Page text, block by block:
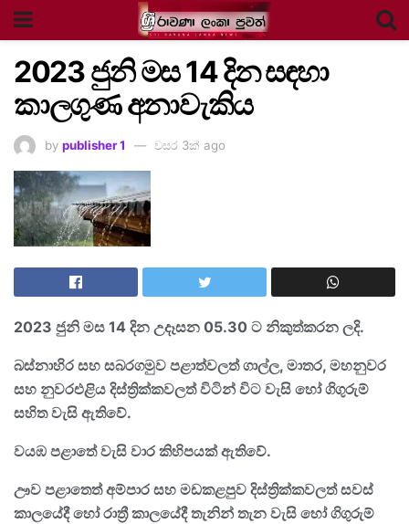
2023 ජුනි මස 14 දින සඳහා
කාලගුණ අනාවැකිය
by publisher 1 වසර 3ක් ago
2023 ජුනි මස 14 දින උදෑසන 05.30 ට නිකුත්කරන ලදි.
බස්නාහිර සහ සබරගමුව පළාත්වලත් ගාල්ල, මාතර, මහනුවර
සහ නුවරඑළිය දිස්ත්‍රික්කවලත් විටින් විට වැසි හෝ ගිගුරුම්
සහිත වැසි ඇතිවේ.
වයඹ පළාතේ වැසි වාර කිහිපයක් ඇතිවේ.
ඌව පළාතෙත් අම්පාර සහ මඩකළපුව දිස්ත්‍රික්කවලත් සවස්
කාලයේදී හෝ රාත්‍රී කාලයේදී තැනින් තැන වැසි හෝ ගිගුරුම්